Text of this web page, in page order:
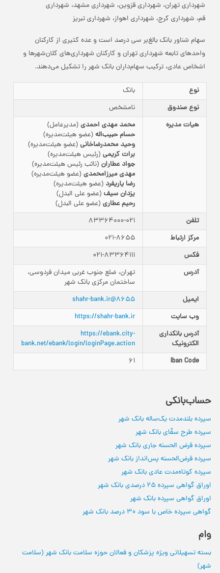
شهرداری تهران، شهرداری قزوین، شهرداری مشهد، شهرداری
قم، شهرداری کرج، شهرداری اهواز، شهرداری تبریز
سهام شناور بانک بالغ‌بر سی درصد است و عده کثیری از کارکنان
واحدهای تابعه شهرداری تهران و کارکنان شهرداری‌های کلان‌شهرها و
اشخاص عادی، ترکیب سهام‌داران بانک شهر را تشکیل می‌دهند.
نوع
بانک
نوع صندوق
نامشخص
هیات مدیره
محمد مهدی احمدی (مدیرعامل)
حسام حبیب‌اله (عضو هیئت‌مدیره)
وحید محمدرضاخانی (عضو هیئت‌مدیره)
برات کریمی (رئیس هیئت‌مدیره)
جواد عطاران (نائب رئیس هیئت‌مدیره)
مهدی میرزامحمدی (عضو هیئت‌مدیره)
رضا یاریفرد (عضو هیئت‌مدیره)
یزدان سیف (عضو علی البدل)
رحیم عطاری (عضو علی البدل)
تلفن
83364000-021
مرکز ارتباط
021-8655
فکس
021-83364111
آدرس
تهران، ضلع جنوب غربی میدان فردوسی،
ساختمان مرکزی بانک شهر
ایمیل
8655@shahr-bank.ir
وب سایت
https://shahr-bank.ir
آدرس بانکداری‌
الکترونیک
https://ebank.city-
bank.net/ebank/login/loginPage.action
Iban Code
61
حساب‌بانکی
سپرده بلندمدت یک‌ساله بانک شهر
سپرده طرح سقّای بانک شهر
سپرده قرض الحسنه جاری بانک شهر
سپرده قرض‌الحسنه پس‌انداز بانک شهر
سپرده کوتاه‌مدت عادی بانک شهر
اوراق گواهی سپرده 25 درصدی بانک شهر
اوراق گواهی سپرده بانک شهر
گواهی سپرده خاص با سود 30 درصد بانک شهر
وام
بسته تسهیلاتی ویژه پزشکان و فعالان حوزه سلامت بانک شهر (سلامت
شهر)